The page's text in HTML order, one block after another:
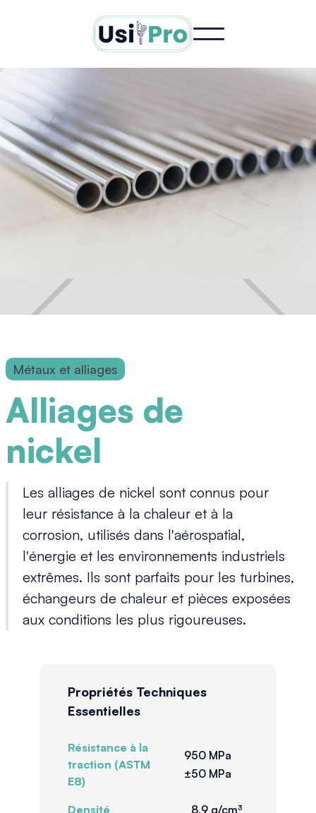
Métaux et alliages
Alliages de
nickel
Les alliages de nickel sont connus pour
leur résistance à la chaleur et à la
corrosion, utilisés dans l'aérospatial,
l'énergie et les environnements industriels
extrêmes. Ils sont parfaits pour les turbines,
échangeurs de chaleur et pièces exposées
aux conditions les plus rigoureuses.
Propriétés Techniques
Essentielles
Résistance à la
traction (ASTM
E8)
950 MPa
±50 MPa
Densité 8,9 g/cm³